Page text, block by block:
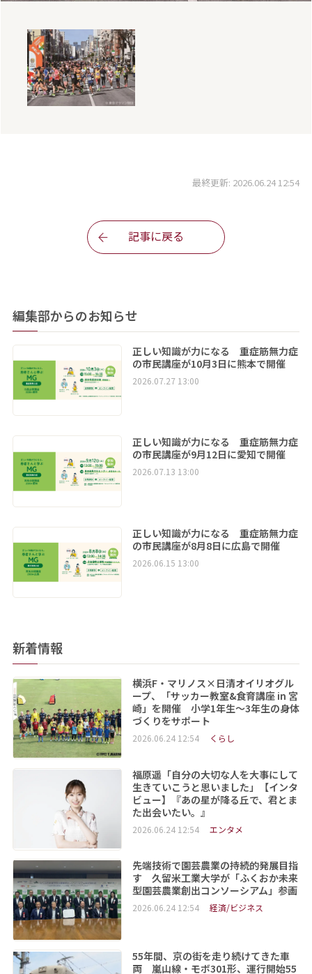
最終更新: 2026.06.24 12:54
記事に戻る
編集部からのお知らせ
正しい知識が力になる 重症筋無力症
の市民講座が10月3日に熊本で開催
2026.07.27 13:00
正しい知識が力になる 重症筋無力症
の市民講座が9月12日に愛知で開催
2026.07.13 13:00
正しい知識が力になる 重症筋無力症
の市民講座が8月8日に広島で開催
2026.06.15 13:00
新着情報
横浜F・マリノス×日清オイリオグル
ープ、「サッカー教室&食育講座 in 宮
崎」を開催 小学1年生～3年生の身体
づくりをサポート
2026.06.24 12:54 くらし
福原遥「自分の大切な人を大事にして
生きていこうと思いました」【インタ
ビュー】『あの星が降る丘で、君とま
た出会いたい。』
2026.06.24 12:54 エンタメ
先端技術で園芸農業の持続的発展目指
す 久留米工業大学が「ふくおか未来
型園芸農業創出コンソーシアム」参画
2026.06.24 12:54 経済/ビジネス
55年間、京の街を走り続けてきた車
両 嵐山線・モボ301形、運行開始55